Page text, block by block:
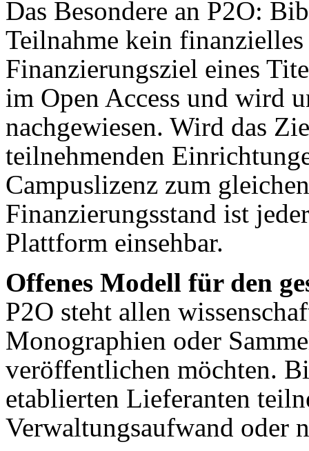
Das Besondere an P2O:
Teilnahme kein
Finanzierungsziel eines
im Open Access und wird
nachgewiesen. Wird das
teilnehmenden
Campuslizenz zum
Finanzierungsstand ist
Plattform einsehbar.
Offenes Modell für den
P2O steht allen
Monographien oder
veröffentlichen möchten.
etablierten Lieferanten
Verwaltungsaufwand oder